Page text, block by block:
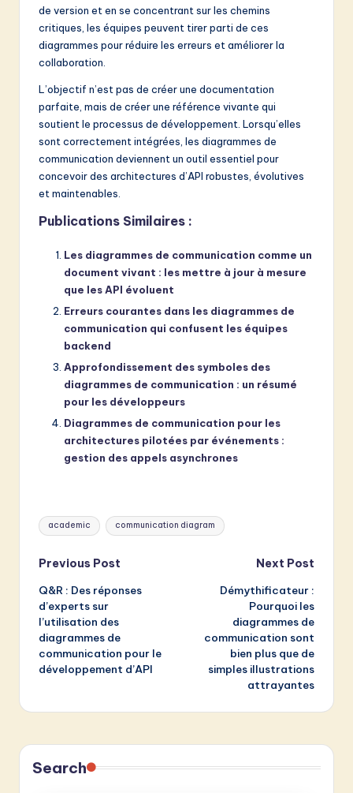
de version et en se concentrant sur les chemins
critiques, les équipes peuvent tirer parti de ces
diagrammes pour réduire les erreurs et améliorer la
collaboration.
L’objectif n’est pas de créer une documentation
parfaite, mais de créer une référence vivante qui
soutient le processus de développement. Lorsqu’elles
sont correctement intégrées, les diagrammes de
communication deviennent un outil essentiel pour
concevoir des architectures d’API robustes, évolutives
et maintenables.
Publications Similaires :
Les diagrammes de communication comme un
document vivant : les mettre à jour à mesure
que les API évoluent
Erreurs courantes dans les diagrammes de
communication qui confusent les équipes
backend
Approfondissement des symboles des
diagrammes de communication : un résumé
pour les développeurs
Diagrammes de communication pour les
architectures pilotées par événements :
gestion des appels asynchrones
Tags:
academic communication diagram
Post
navigation
Previous Post
Q&R : Des réponses
d’experts sur
l’utilisation des
diagrammes de
communication pour le
développement d’API
Next Post
Démythificateur :
Pourquoi les
diagrammes de
communication sont
bien plus que de
simples illustrations
attrayantes
Search